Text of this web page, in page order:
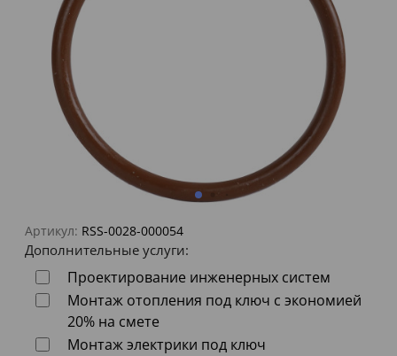
Артикул: RSS-0028-000054
Дополнительные услуги:
Проектирование инженерных систем
Монтаж отопления под ключ с экономией
20% на смете
Монтаж электрики под ключ